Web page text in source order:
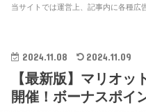
当サイトでは運営上、記事内に各種広
2024.11.08 2024.11.09
【最新版】マリオ
開催！ボーナスポイ